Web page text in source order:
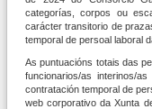
categorías, corpos ou
carácter transitorio de
temporal de persoal laboral
As puntuacións totais das
funcionarios/as interinos/
contratación temporal de
web corporativo da Xunta